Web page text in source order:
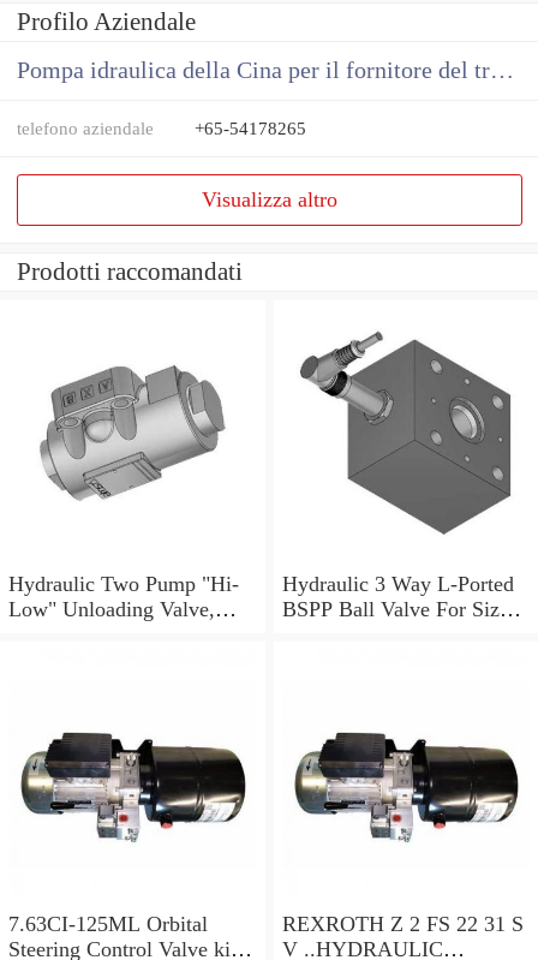
Profilo Aziendale
Pompa idraulica della Cina per il fornitore del trattore
telefono aziendale +65-54178265
Visualizza altro
Prodotti raccomandati
Hydraulic Two Pump "Hi-
Low" Unloading Valve,
Hydraulic 3 Way L-Ported
BSPP Ball Valve For Sizes
7.63CI-125ML Orbital
Steering Control Valve kit
REXROTH Z 2 FS 22 31 S
V ..HYDRAULIC